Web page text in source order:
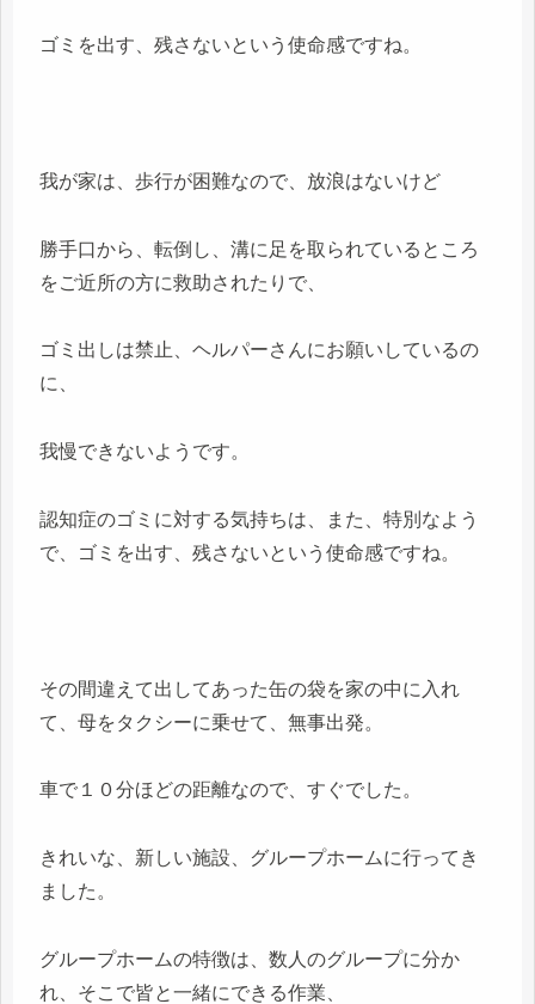
ゴミを出す、残さないという使命感ですね。
我が家は、歩行が困難なので、放浪はないけど
勝手口から、転倒し、溝に足を取られているところ
をご近所の方に救助されたりで、
ゴミ出しは禁止、ヘルパーさんにお願いしているの
に、
我慢できないようです。
認知症のゴミに対する気持ちは、また、特別なよう
で、ゴミを出す、残さないという使命感ですね。
その間違えて出してあった缶の袋を家の中に入れ
て、母をタクシーに乗せて、無事出発。
車で１０分ほどの距離なので、すぐでした。
きれいな、新しい施設、グループホームに行ってき
ました。
グループホームの特徴は、数人のグループに分か
れ、そこで皆と一緒にできる作業、